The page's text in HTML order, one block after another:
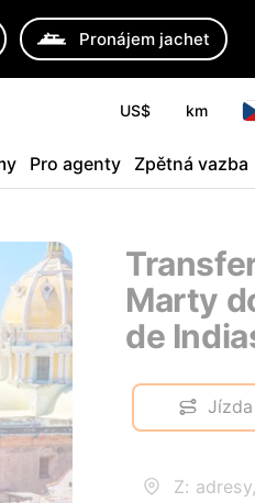
Pronájem jachet
US$ km
Pro agenty Zpětná vazba
Marty
de
Jízda
Z: